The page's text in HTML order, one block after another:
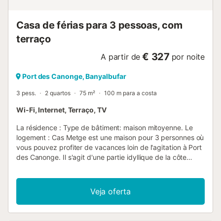
Casa de férias para 3 pessoas, com
terraço
A partir de € 327 por noite
Port des Canonge, Banyalbufar
3 pess. 2 quartos 75 m² 100 m para a costa
Wi-Fi, Internet, Terraço, TV
La résidence : Type de bâtiment: maison mitoyenne. Le
logement : Cas Metge est une maison pour 3 personnes où
vous pouvez profiter de vacances loin de l'agitation à Port
des Canonge. Il s'agit d'une partie idyllique de la côte
cyclistes, accessible par une route étroite et sinueuse. Port
des Canonge est l'un des plus charmants petits ports
naturels de la Serra de Tramuntana. On y trouve une petite
plage de galets et de rochers, protégée par de belles
Veja oferta